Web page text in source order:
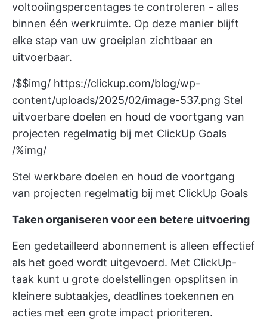
voltooiingspercentages te controleren - alles
binnen één werkruimte. Op deze manier blijft
elke stap van uw groeiplan zichtbaar en
uitvoerbaar.
/$$img/ https://clickup.com/blog/wp-
content/uploads/2025/02/image-537.png Stel
uitvoerbare doelen en houd de voortgang van
projecten regelmatig bij met ClickUp Goals
/%img/
Stel werkbare doelen en houd de voortgang
van projecten regelmatig bij met ClickUp Goals
Taken organiseren voor een betere uitvoering
Een gedetailleerd abonnement is alleen effectief
als het goed wordt uitgevoerd. Met ClickUp-
taak kunt u grote doelstellingen opsplitsen in
kleinere subtaakjes, deadlines toekennen en
acties met een grote impact prioriteren.